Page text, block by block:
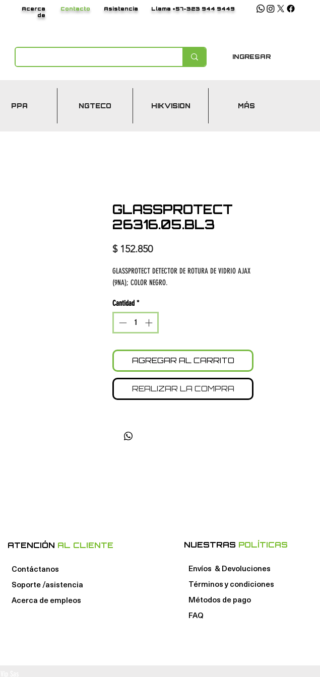
Acerca
de
Contacto Asistencia Llama +57-323 944 9449
INGRESAR
PPA NGTECO HIKVISION MÁS
GLASSPROTECT
26316.05.BL3
$ 152.850Precio
GLASSPROTECT DETECTOR DE ROTURA DE VIDRIO AJAX
(9NA); COLOR NEGRO.
Cantidad *
AGREGAR AL CARRITO
REALIZAR LA COMPRA
ATENCIÓN AL CLIENTE
Contáctanos
Soporte /asistencia
Acerca de empleos
NUESTRAS POLÍTICAS
Envíos & Devoluciones
Términos y condiciones
Métodos de pago
FAQ